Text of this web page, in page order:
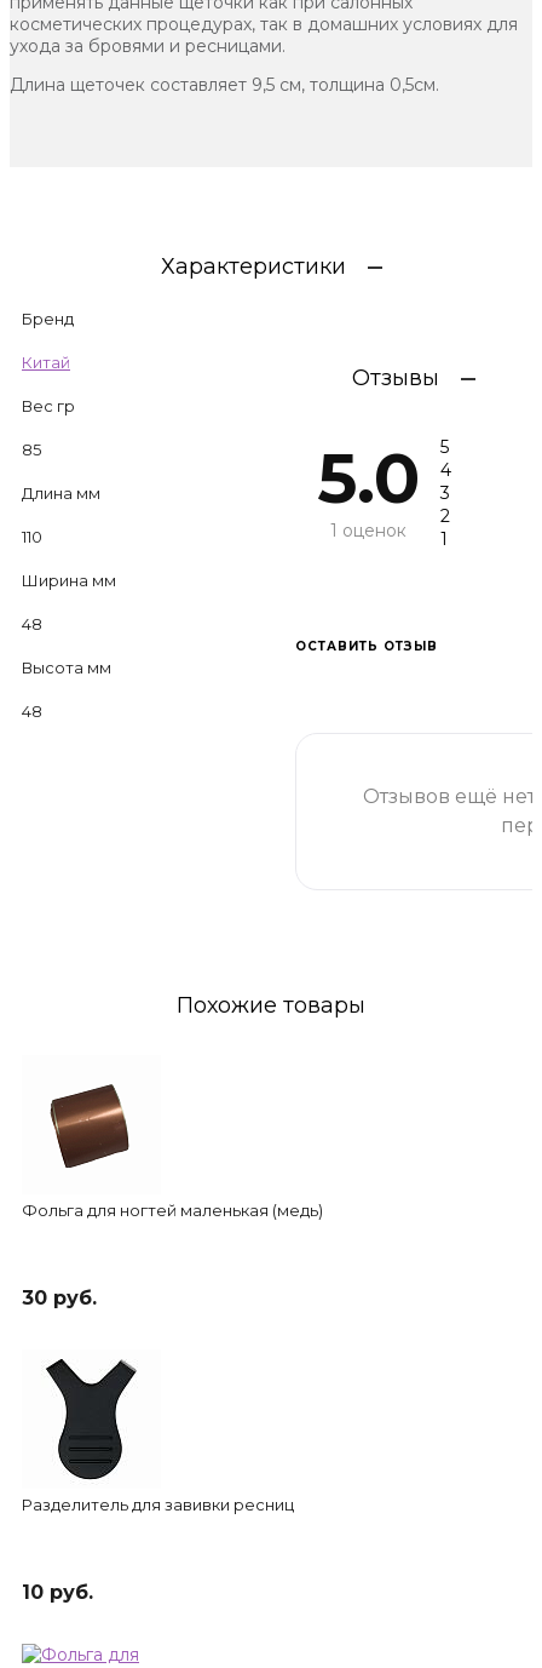
косметических процедурах, так в домашних условиях для
ухода за бровями и ресницами.
Длина щеточек составляет 9,5 см, толщина 0,5см.
Характеристики
Бренд
Китай
Вес гр
85
Длина мм
110
Ширина мм
48
Высота мм
48
Отзывы
5.0
1 оценок
5
4
3
2
1
ОСТАВИТЬ ОТЗЫВ
Отзывов ещё нет
Похожие товары
Фольга для ногтей маленькая (медь)
30 руб.
Разделитель для завивки ресниц
10 руб.